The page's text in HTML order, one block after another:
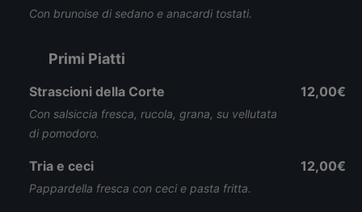
Con brunoise di sedano e anacardi tostati.
Primi Piatti
Strascioni della Corte
Con salsiccia fresca, rucola, grana, su vellutata
di pomodoro.
12,00€
Tria e ceci
Pappardella fresca con ceci e pasta fritta.
12,00€